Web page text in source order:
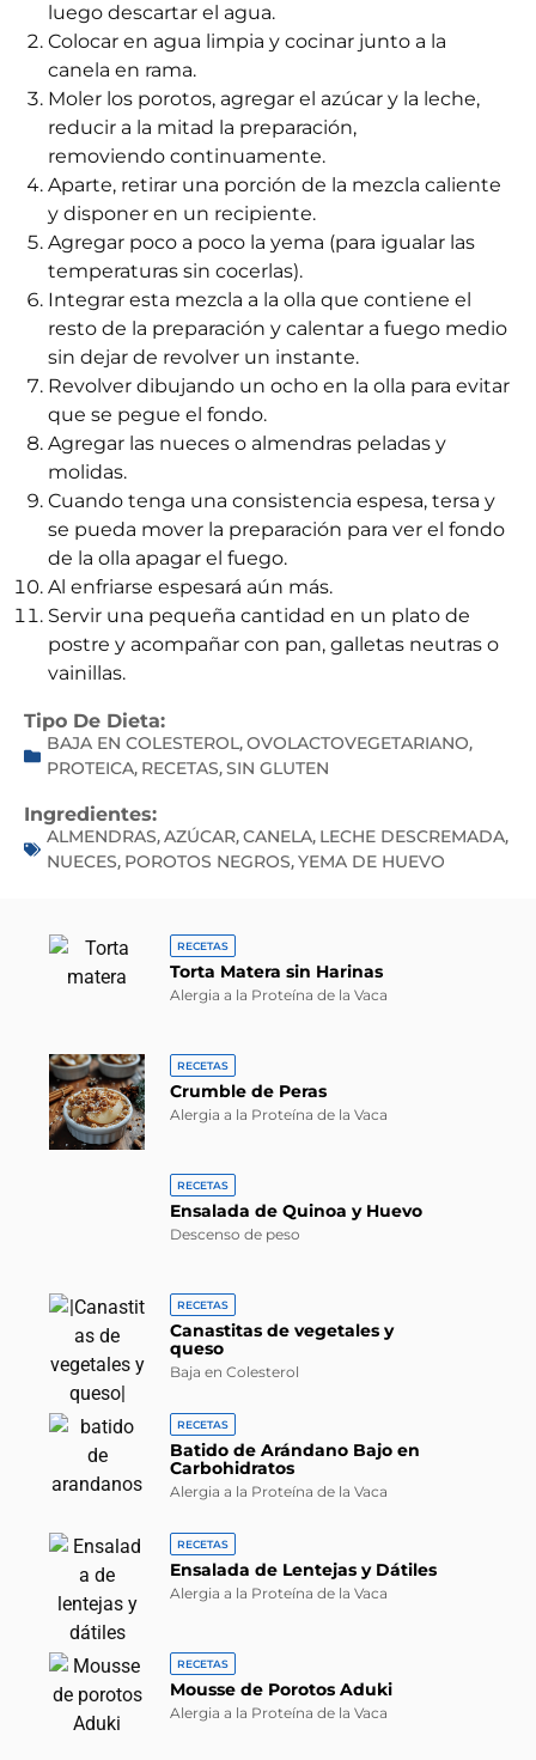
luego descartar el agua.
Colocar en agua limpia y cocinar junto a la
canela en rama.
Moler los porotos, agregar el azúcar y la leche,
reducir a la mitad la preparación,
removiendo continuamente.
Aparte, retirar una porción de la mezcla caliente
y disponer en un recipiente.
Agregar poco a poco la yema (para igualar las
temperaturas sin cocerlas).
Integrar esta mezcla a la olla que contiene el
resto de la preparación y calentar a fuego medio
sin dejar de revolver un instante.
Revolver dibujando un ocho en la olla para evitar
que se pegue el fondo.
Agregar las nueces o almendras peladas y
molidas.
Cuando tenga una consistencia espesa, tersa y
se pueda mover la preparación para ver el fondo
de la olla apagar el fuego.
Al enfriarse espesará aún más.
Servir una pequeña cantidad en un plato de
postre y acompañar con pan, galletas neutras o
vainillas.
Tipo De Dieta:
BAJA EN COLESTEROL,OVOLACTOVEGETARIANO,
PROTEICA, RECETAS,SIN GLUTEN
Ingredientes:
ALMENDRAS,AZÚCAR,CANELA, LECHE DESCREMADA,
NUECES, POROTOS NEGROS,YEMA DE HUEVO
RECETAS
Torta Matera sin Harinas
Alergia a la Proteína de la Vaca
RECETAS
Crumble de Peras
Alergia a la Proteína de la Vaca
RECETAS
Ensalada de Quinoa y Huevo
Descenso de peso
RECETAS
Canastitas de vegetales y
queso
Baja en Colesterol
RECETAS
Batido de Arándano Bajo en
Carbohidratos
Alergia a la Proteína de la Vaca
RECETAS
Ensalada de Lentejas y Dátiles
Alergia a la Proteína de la Vaca
RECETAS
Mousse de Porotos Aduki
Alergia a la Proteína de la Vaca